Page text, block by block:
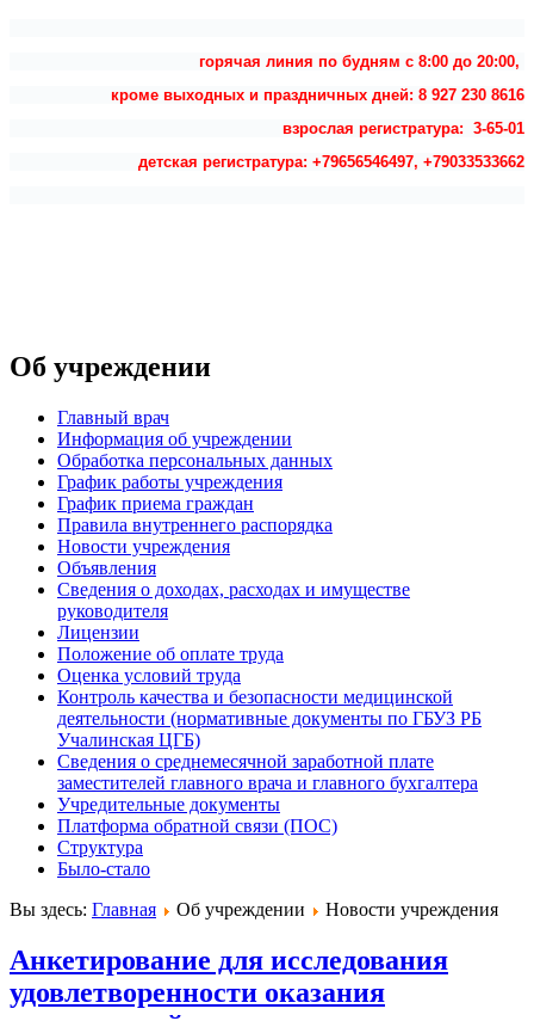
горячая линия по будням с 8:00 до 20:00,
кроме выходных и праздничных дней: 8 927 230 8616
взрослая регистратура: 3-65-01
детская регистратура: +79656546497, +79033533662
Об учреждении
Главный врач
Информация об учреждении
Обработка персональных данных
График работы учреждения
График приема граждан
Правила внутреннего распорядка
Новости учреждения
Объявления
Сведения о доходах, расходах и имуществе
руководителя
Лицензии
Положение об оплате труда
Оценка условий труда
Контроль качества и безопасности медицинской
деятельности (нормативные документы по ГБУЗ РБ
Учалинская ЦГБ)
Сведения о среднемесячной заработной плате
заместителей главного врача и главного бухгалтера
Учредительные документы
Платформа обратной связи (ПОС)
Структура
Было-стало
Вы здесь: Главная Об учреждении Новости учреждения
Анкетирование для исследования
удовлетворенности оказания